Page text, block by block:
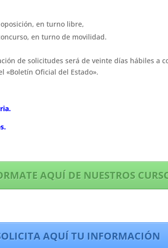
en turno libre,
en turno de movilidad.
de solicitudes será de veinte días hábiles a
«Boletín Oficial del Estado».
AQUÍ DE NUESTROS
AQUÍ TU INFORMACIÓN